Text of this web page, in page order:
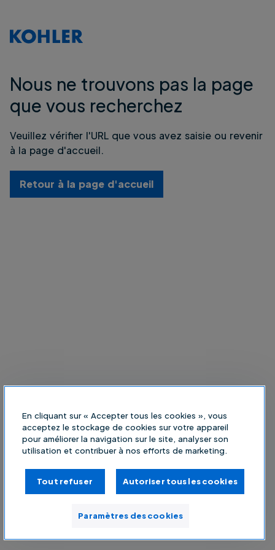
Nous ne trouvons pas la page
que vous recherchez
Veuillez vérifier l'URL que vous avez saisie ou revenir
à la page d'accueil.
Retour à la page d'accueil
En cliquant sur « Accepter tous les cookies », vous
acceptez le stockage de cookies sur votre appareil
pour améliorer la navigation sur le site, analyser son
utilisation et contribuer à nos efforts de marketing.
Tout refuser Autoriser tous les cookies
Paramètres des cookies